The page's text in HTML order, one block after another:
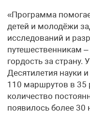
«Программа
детей и молодёжи
исследований и
путешественникам
гордость за страну.
Десятилетия науки
110 маршрутов в 35
количество
появилось более